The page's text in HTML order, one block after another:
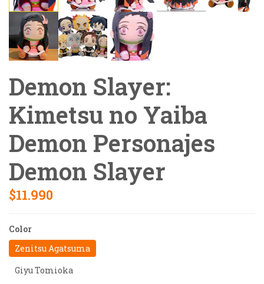
Demon Slayer:
Kimetsu no Yaiba
Demon Personajes
Demon Slayer
$11.990
Color
Zenitsu Agatsuma
Giyu Tomioka